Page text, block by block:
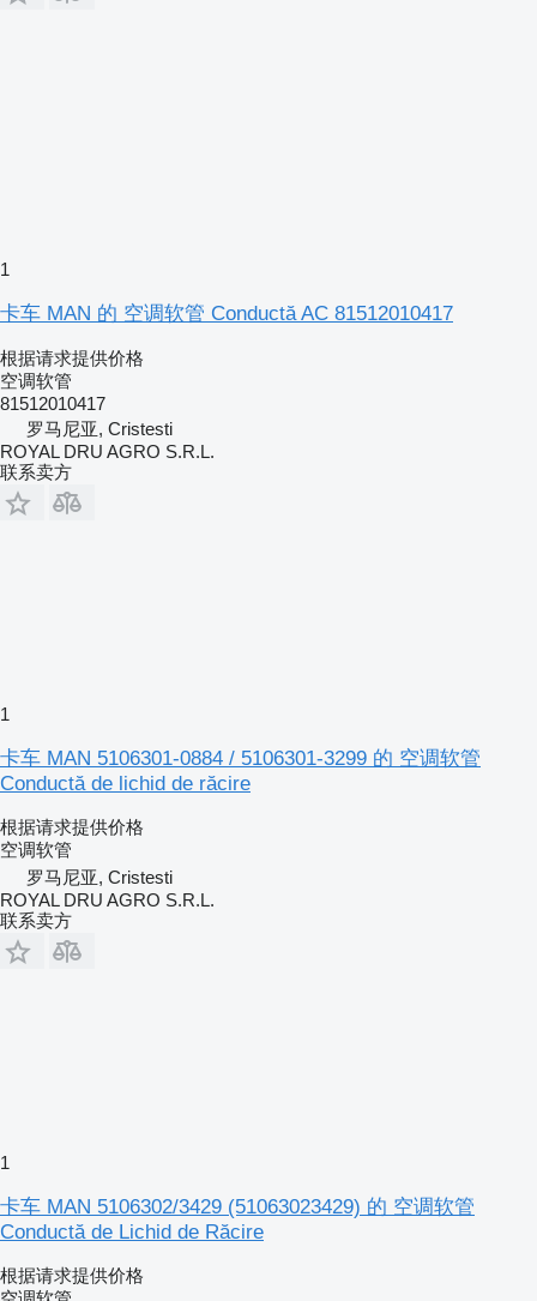
1
卡车 MAN 的 空调软管 Conductă AC 81512010417
根据请求提供价格
空调软管
81512010417
罗马尼亚, Cristesti
ROYAL DRU AGRO S.R.L.
联系卖方
1
卡车 MAN 5106301-0884 / 5106301-3299 的 空调软管
Conductă de lichid de răcire
根据请求提供价格
空调软管
罗马尼亚, Cristesti
ROYAL DRU AGRO S.R.L.
联系卖方
1
卡车 MAN 5106302/3429 (51063023429) 的 空调软管
Conductă de Lichid de Răcire
根据请求提供价格